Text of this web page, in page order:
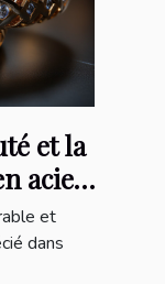
et la
acier
et
dans